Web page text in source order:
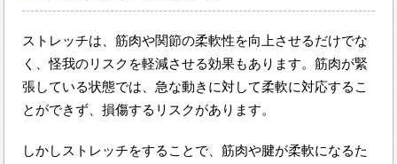
ストレッチは、筋肉や関節の柔軟性を向上させるだけでな
く、怪我のリスクを軽減させる効果もあります。筋肉が緊
張している状態では、急な動きに対して柔軟に対応するこ
とができず、損傷するリスクがあります。
しかしストレッチをすることで、筋肉や腱が柔軟になるた